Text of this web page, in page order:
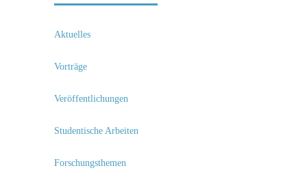
Aktuelles
Vorträge
Veröffentlichungen
Studentische Arbeiten
Forschungsthemen